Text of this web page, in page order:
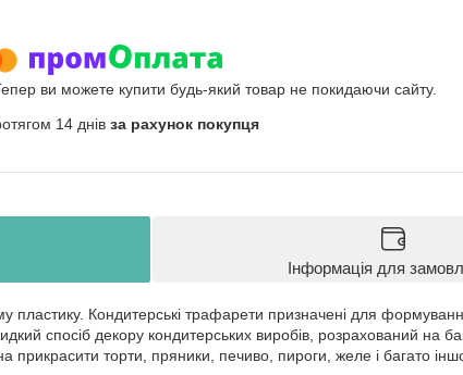
ви можете купити будь-який товар не покидаючи сайту.
14 днів за рахунок покупця
Інформація для
пластику. Кондитерські трафарети призначені для
спосіб декору кондитерських виробів, розрахований на
торти, пряники, печиво, пироги, желе і багато